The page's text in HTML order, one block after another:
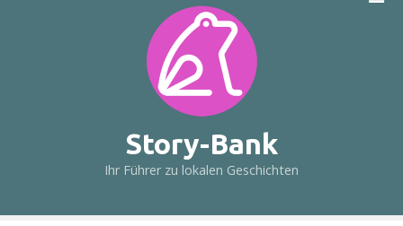
r
Story-Bank
Ihr Führer zu lokalen Geschichten